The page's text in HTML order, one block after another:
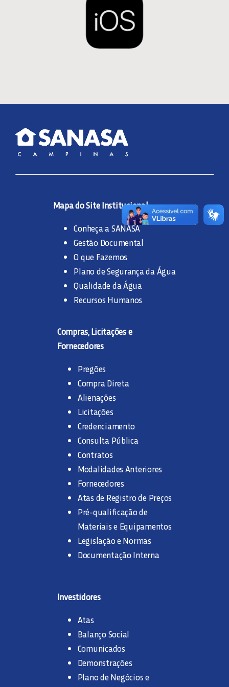
INDIVIDUALIZAÇÃO
HIDRÔMETRO VOLUMÉTRICO, CONSUMO DE ÁGUA E
TESTE DE VAZAMENTO
PERGUNTAS FREQUENTES
SERVIÇO DE ESGOTAMENTO DE FOSSA
TROCA DE REDES
Mapa do Site Institucional
Conheça a SANASA
Gestão Documental
O que Fazemos
Plano de Segurança da Água
Qualidade da Água
Recursos Humanos
Compras, Licitações e
Fornecedores
Pregões
Compra Direta
Alienações
Licitações
Credenciamento
Consulta Pública
Contratos
Modalidades Anteriores
Fornecedores
Atas de Registro de Preços
Pré-qualificação de
Materiais e Equipamentos
Legislação e Normas
Documentação Interna
Investidores
Atas
Balanço Social
Comunicados
Demonstrações
Plano de Negócios e